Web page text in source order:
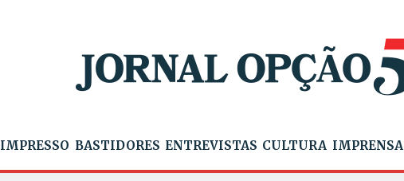
IMPRESSO BASTIDORES ENTREVISTAS CULTURA IMPRENSA